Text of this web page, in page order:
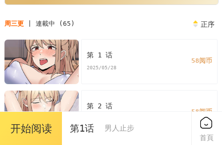
周三更| 連載中 (65) 正序
第 1 话
2025/05/28
58阅币
第 2 话
58阅币
开始阅读 第1话 男人止步
首頁